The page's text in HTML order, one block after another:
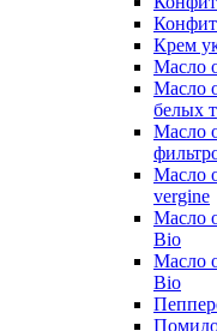
Крем
Масло
Масло
белых
Масло
Масло
vergine
Масло
Bio
Масло
Bio